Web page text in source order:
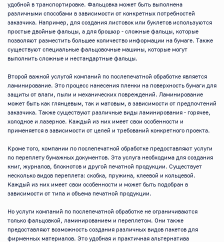
удобной в транспортировке. Фальцовка может быть выполнена
различными способами в зависимости от конкретных потребностей
заказчика. Например, для создания листовок или буклетов используются
простые двойные фальцы, а для брошюр - сложные фальцы, которые
позволяют разместить большее количество информации на бумаге. Также
существуют специальные фальцовочные машины, которые могут
выполнить сложные и нестандартные фальцы.
Второй важной услугой компаний по послепечатной обработке является
ламинирование. Это процесс нанесения пленки на поверхность бумаги для
защиты от влаги, пыли и механических повреждений. Ламинирование
может быть как глянцевым, так и матовым, в зависимости от предпочтений
заказчика. Также существуют различные виды ламинирования - горячее,
холодное и лазерное. Каждый из них имеет свои особенности и
применяется в зависимости от целей и требований конкретного проекта.
Кроме того, компании по послепечатной обработке предоставляют услуги
по переплету бумажных документов. Эта услуга необходима для создания
книг, журналов, блокнотов и другой печатной продукции. Существует
несколько видов переплета: скобка, пружина, клеевой и кольцевой.
Каждый из них имеет свои особенности и может быть подобран в
зависимости от типа и объема печатной продукции.
Но услуги компаний по послепечатной обработке не ограничиваются
только фальцовкой, ламинированием и переплетом. Они также
предоставляют возможность создания различных видов пакетов для
фирменных материалов. Это удобная и практичная альтернатива